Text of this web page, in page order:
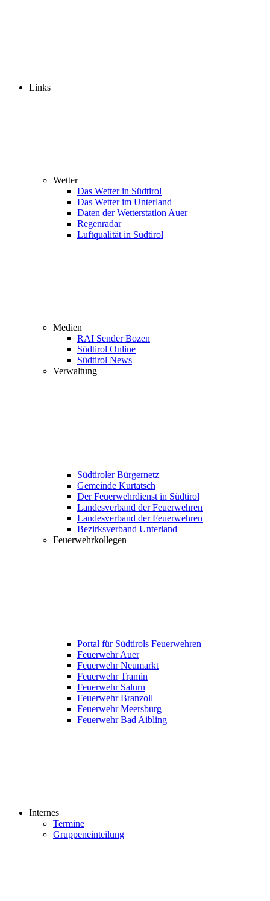
Links
Wetter
Das Wetter in Südtirol
Das Wetter im Unterland
Daten der Wetterstation Auer
Regenradar
Luftqualität in Südtirol
Medien
RAI Sender Bozen
Südtirol Online
Südtirol News
Verwaltung
Südtiroler Bürgernetz
Gemeinde Kurtatsch
Der Feuerwehrdienst in Südtirol
Landesverband der Feuerwehren
Landesverband der Feuerwehren
Bezirksverband Unterland
Feuerwehrkollegen
Portal für Südtirols Feuerwehren
Feuerwehr Auer
Feuerwehr Neumarkt
Feuerwehr Tramin
Feuerwehr Salurn
Feuerwehr Branzoll
Feuerwehr Meersburg
Feuerwehr Bad Aibling
Internes
Termine
Gruppeneinteilung